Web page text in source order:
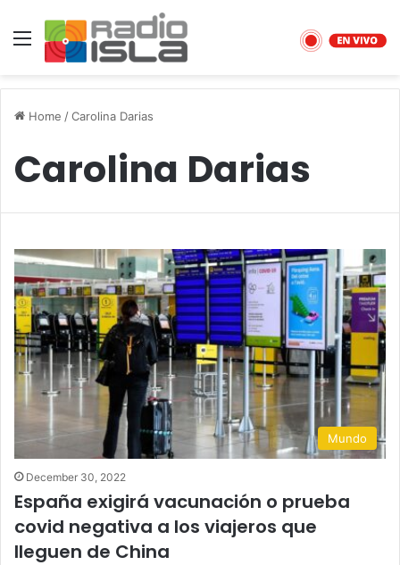
Menu
Home /Carolina Darias
Carolina Darias
Mundo
December 30, 2022
España exigirá vacunación o prueba
covid negativa a los viajeros que
lleguen de China